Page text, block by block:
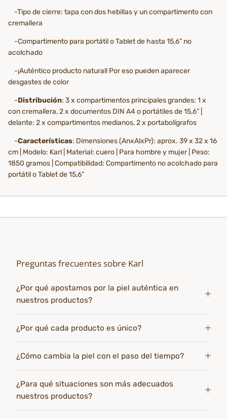
-Tipo de cierre: tapa con dos hebillas y un compartimento con
cremallera
-Compartimento para portátil o Tablet de hasta 15,6” no
acolchado
-¡Auténtico producto natural! Por eso pueden aparecer
desgastes de color
-Distribución: 3 x compartimentos principales grandes: 1 x
con cremallera, 2 x documentos DIN A4 o portátiles de 15,6” |
delante: 2 x compartimentos medianos, 2 x portabolígrafos
-Características: Dimensiones (AnxAlxPr): aprox. 39 x 32 x 16
cm | Modelo: Karl | Material: cuero | Para hombre y mujer | Peso:
1850 gramos | Compatibilidad: Compartimento no acolchado para
portátil o Tablet de 15,6”
Preguntas frecuentes sobre Karl
¿Por qué apostamos por la piel auténtica en
nuestros productos?
¿Por qué cada producto es único?
¿Cómo cambia la piel con el paso del tiempo?
¿Para qué situaciones son más adecuados
nuestros productos?